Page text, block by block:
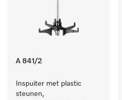
A 841/2
Inspuiter met plastic
steunen,